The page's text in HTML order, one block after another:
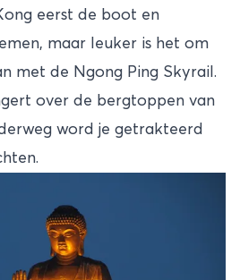
eerst de boot en
maar leuker is het om
met de Ngong Ping Skyrail.
over de bergtoppen van
word je getrakteerd